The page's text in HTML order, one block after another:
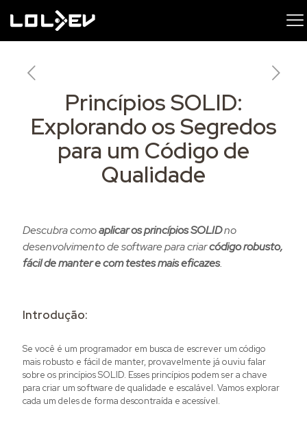
Princípios SOLID:
Explorando os Segredos
para um Código de
Qualidade
Descubra comoaplicar os princípios SOLIDno
desenvolvimento de software para criarcódigo robusto,
fácil de manter e com testes mais eficazes.
Introdução:
Se você é um programador em busca de escrever um código
mais robusto e fácil de manter, provavelmente já ouviu falar
sobre os princípios SOLID. Esses princípios podem ser a chave
para criar um software de qualidade e escalável. Vamos explorar
cada um deles de forma descontraída e acessível.